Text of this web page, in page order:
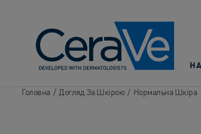
Головна / Догляд За Шкірою / Нормальна Шкіра